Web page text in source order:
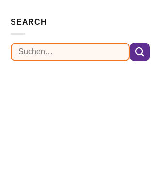
SEARCH
Suchen
nach: